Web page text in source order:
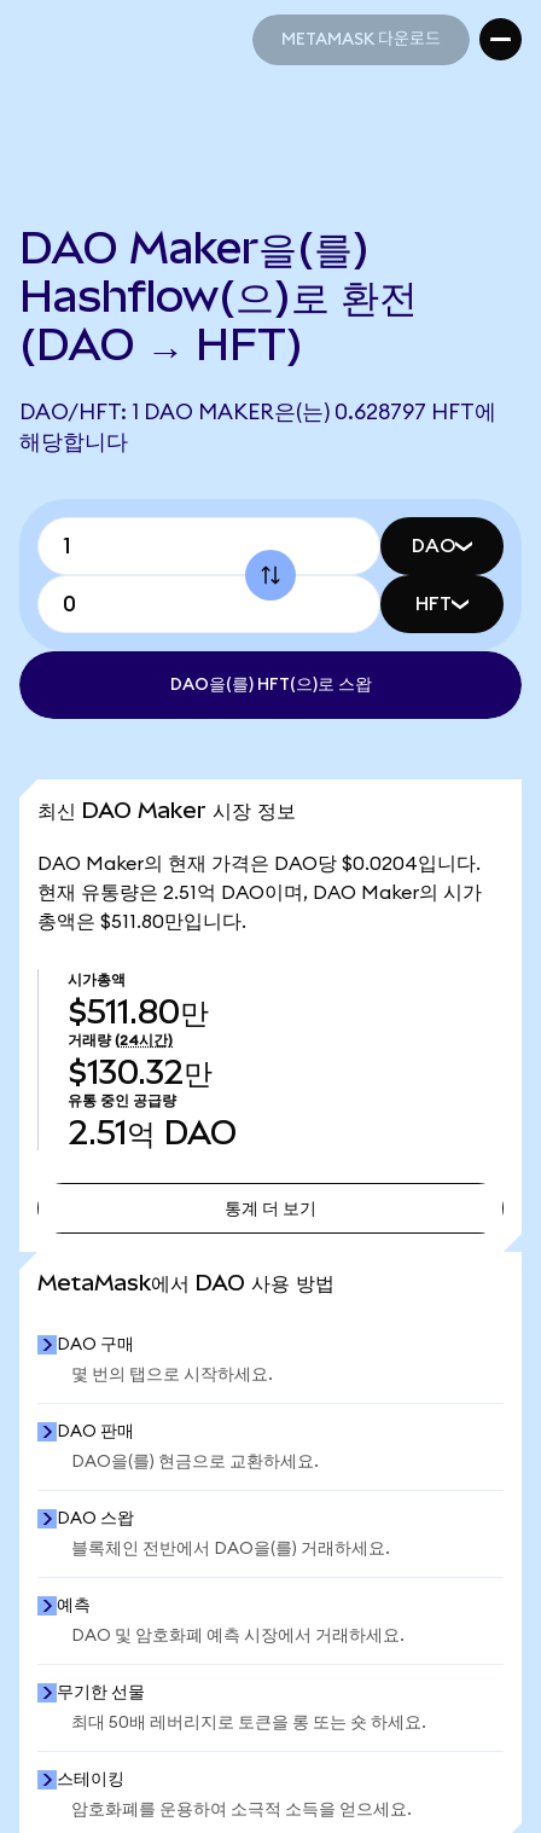
METAMASK 다운로드
DAO Maker을(를)
Hashflow(으)로 환전
(DAO → HFT)
DAO/HFT: 1 DAO MAKER은(는) 0.628797 HFT에
해당합니다
DAO
HFT
DAO을(를) HFT(으)로 스왑
최신 DAO Maker 시장 정보
DAO Maker의 현재 가격은 DAO당 $0.0204입니다.
현재 유통량은 2.51억 DAO이며, DAO Maker의 시가
총액은 $511.80만입니다.
시가총액
$511.80만
거래량 (24시간)
$130.32만
유통 중인 공급량
2.51억 DAO
통계 더 보기
MetaMask에서 DAO 사용 방법
DAO 구매
몇 번의 탭으로 시작하세요.
DAO 판매
DAO을(를) 현금으로 교환하세요.
DAO 스왑
블록체인 전반에서 DAO을(를) 거래하세요.
예측
DAO 및 암호화폐 예측 시장에서 거래하세요.
무기한 선물
최대 50배 레버리지로 토큰을 롱 또는 숏 하세요.
스테이킹
암호화폐를 운용하여 소극적 소득을 얻으세요.